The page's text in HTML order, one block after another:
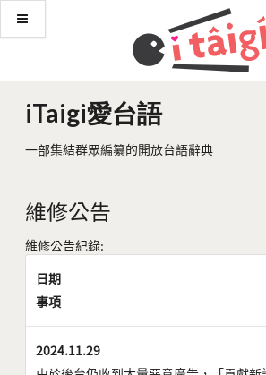
iTaigi愛台語
一部集結群眾編纂的開放台語辭典
維修公告
維修公告紀錄:
日期
事項
2024.11.29